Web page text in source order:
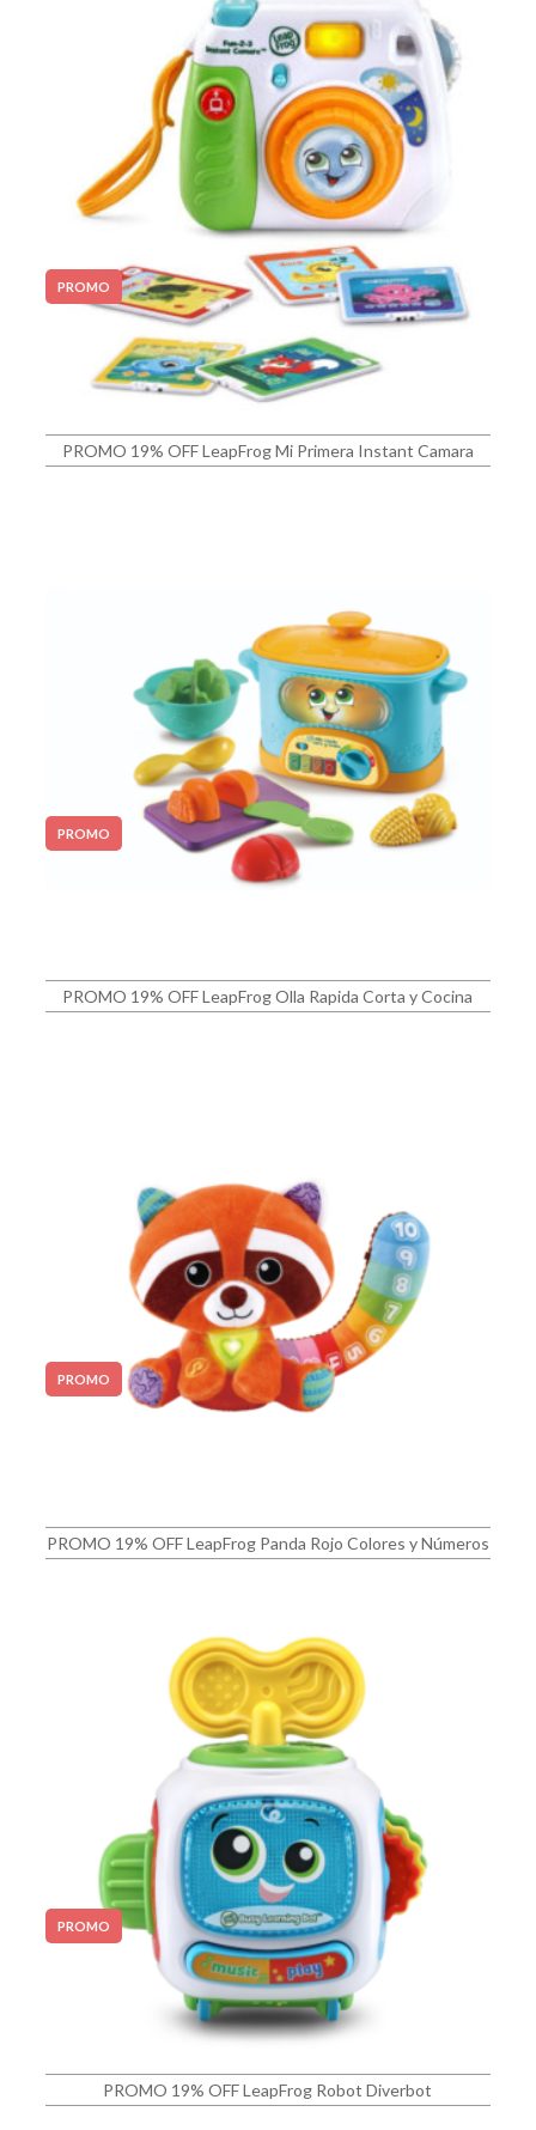
PROMO
PROMO 19% OFF LeapFrog Mi Primera Instant Camara
PROMO
PROMO 19% OFF LeapFrog Olla Rapida Corta y Cocina
PROMO
PROMO 19% OFF LeapFrog Panda Rojo Colores y Números
PROMO
PROMO 19% OFF LeapFrog Robot Diverbot